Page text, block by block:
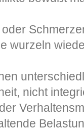
wurzeln
nicht